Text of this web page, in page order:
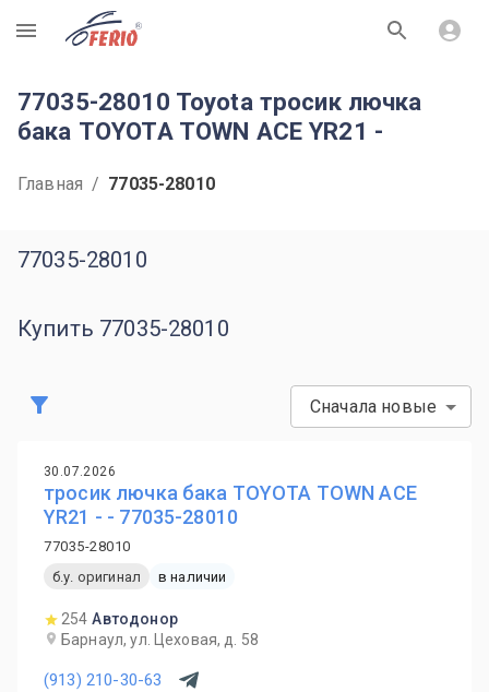
R
77035-28010 Toyota тросик лючка
бака TOYOTA TOWN ACE YR21 -
Главная / 77035-28010
77035-28010
Купить 77035-28010
Сначала новые
30.07.2026
тросик лючка бака TOYOTA TOWN ACE
YR21 - - 77035-28010
77035-28010
б.у. оригинал
в наличии
254 Автодонор
Барнаул, ул. Цеховая, д. 58
(913) 210-30-63